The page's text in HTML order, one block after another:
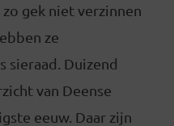
gek niet verzinnen
ze
sieraad. Duizend
van Deense
eeuw. Daar zijn